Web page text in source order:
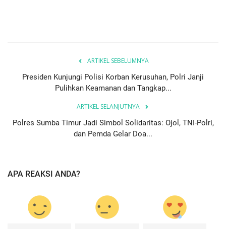
ARTIKEL SEBELUMNYA
Presiden Kunjungi Polisi Korban Kerusuhan, Polri Janji
Pulihkan Keamanan dan Tangkap...
ARTIKEL SELANJUTNYA
Polres Sumba Timur Jadi Simbol Solidaritas: Ojol, TNI-Polri,
dan Pemda Gelar Doa...
APA REAKSI ANDA?